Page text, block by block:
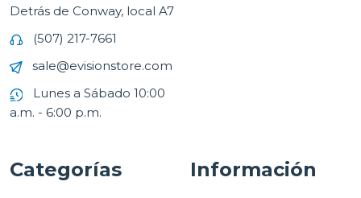
Detrás de Conway, local A7
(507) 217-7661
sale@evisionstore.com
Lunes a Sábado 10:00
a.m. - 6:00 p.m.
Categorías Información